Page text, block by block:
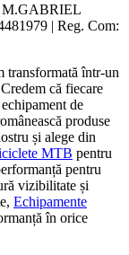
M.GABRIEL
| Reg. Com:
transformată într-un
că fiecare
de
produse
și alege din
MTB pentru
pentru
vizibilitate și
Echipamente
în orice